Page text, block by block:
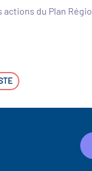
actions du Plan